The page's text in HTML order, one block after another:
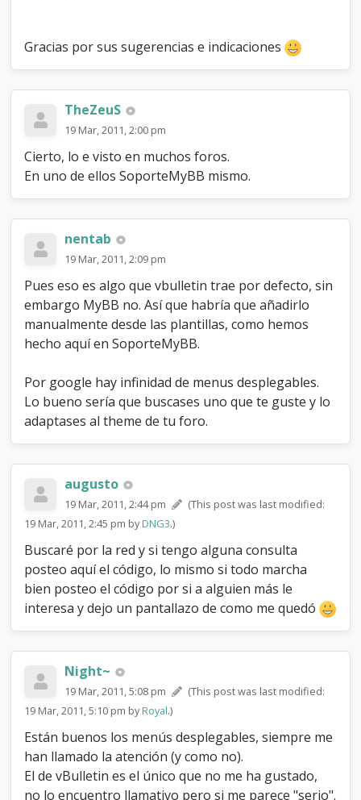
Gracias por sus sugerencias e indicaciones
TheZeuS
19 Mar, 2011, 2:00 pm
Cierto, lo e visto en muchos foros.
En uno de ellos SoporteMyBB mismo.
nentab
19 Mar, 2011, 2:09 pm
Pues eso es algo que vbulletin trae por defecto, sin
embargo MyBB no. Así que habría que añadirlo
manualmente desde las plantillas, como hemos
hecho aquí en SoporteMyBB.
Por google hay infinidad de menus desplegables.
Lo bueno sería que buscases uno que te guste y lo
adaptases al theme de tu foro.
augusto
19 Mar, 2011, 2:44 pm
(This post was last modified:
19 Mar, 2011, 2:45 pm byDNG3.)
Buscaré por la red y si tengo alguna consulta
posteo aquí el código, lo mismo si todo marcha
bien posteo el código por si a alguien más le
interesa y dejo un pantallazo de como me quedó
Night~
19 Mar, 2011, 5:08 pm
(This post was last modified:
19 Mar, 2011, 5:10 pm byRoyal.)
Están buenos los menús desplegables, siempre me
han llamado la atención (y como no).
El de vBulletin es el único que no me ha gustado,
no lo encuentro llamativo pero si me parece "serio".